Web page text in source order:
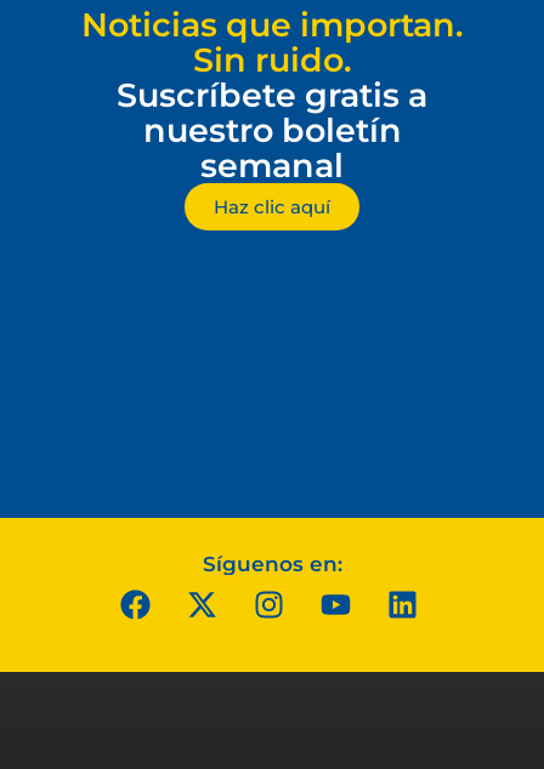
Noticias que importan.
Sin ruido.
Suscríbete gratis a
nuestro boletín
semanal
Haz clic aquí
Síguenos en: